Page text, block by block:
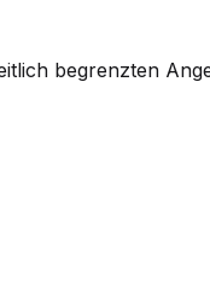
begrenzten